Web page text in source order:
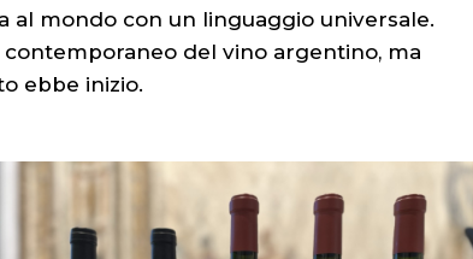
al mondo con un linguaggio universale.
contemporaneo del vino argentino, ma
ebbe inizio.